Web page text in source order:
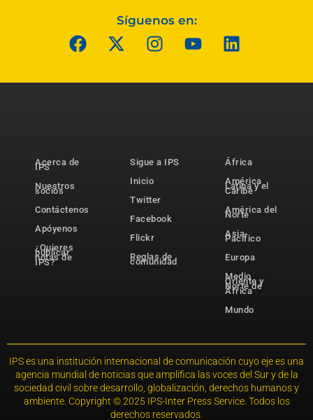
Síguenos en:
Acerca de
IPS
Nuestros
socios
Contáctenos
Apóyenos
¿Quieres
publicar
notas de
IPS?
Sigue a IPS
Inicio
Twitter
Facebook
Flickr
Reglas de
comunidad
África
América
Latina y el
Caribe
América del
Norte
Asia-
Pacífico
Europa
Medio
Oriente y
Norte de
África
Mundo
IPS es una institución internacional de comunicación cuyo eje es una
agencia mundial de noticias que amplifica las voces del Sur y de la
sociedad civil sobre desarrollo, globalización, derechos humanos y
ambiente. Copyright © 2025 IPS-Inter Press Service. Todos los
derechos reservados.